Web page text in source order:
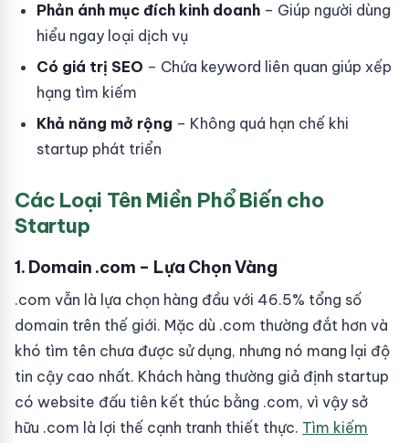
Phản ánh mục đích kinh doanh – Giúp người dùng
hiểu ngay loại dịch vụ
Có giá trị SEO – Chứa keyword liên quan giúp xếp
hạng tìm kiếm
Khả năng mở rộng – Không quá hạn chế khi
startup phát triển
Các Loại Tên Miền Phổ Biến cho
Startup
1. Domain .com – Lựa Chọn Vàng
.com vẫn là lựa chọn hàng đầu với 46.5% tổng số
domain trên thế giới. Mặc dù .com thường đắt hơn và
khó tìm tên chưa được sử dụng, nhưng nó mang lại độ
tin cậy cao nhất. Khách hàng thường giả định startup
có website đấu tiên kết thúc bằng .com, vì vậy sở
hữu .com là lợi thế cạnh tranh thiết thực. Tìm kiếm